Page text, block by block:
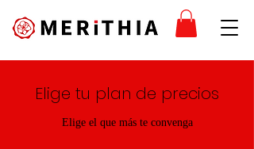
Elige tu plan de precios
Elige el que más te convenga